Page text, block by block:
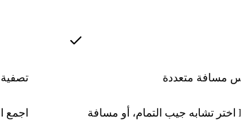
تصفية
اجمع
مسافة متعددة
اختر تشابه جيب التمام، أو مسافة L2، أو